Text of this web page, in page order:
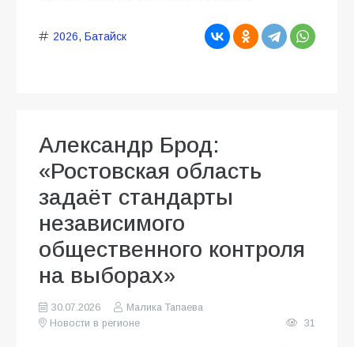
2026, Батайск
Александр Брод:
«Ростовская область
задаёт стандарты
независимого
общественного контроля
на выборах»
30.07.2026
Малика Тапаева
Новости в регионе
31